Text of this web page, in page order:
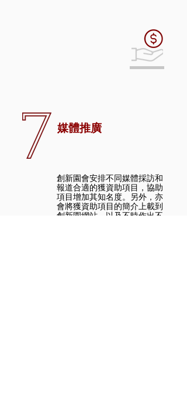
媒體推廣
創新園會安排不同媒體採訪和
報道合適的獲資助項目，協助
項目增加其知名度。另外，亦
會將獲資助項目的簡介上載到
創新園網站，以及不時作出不